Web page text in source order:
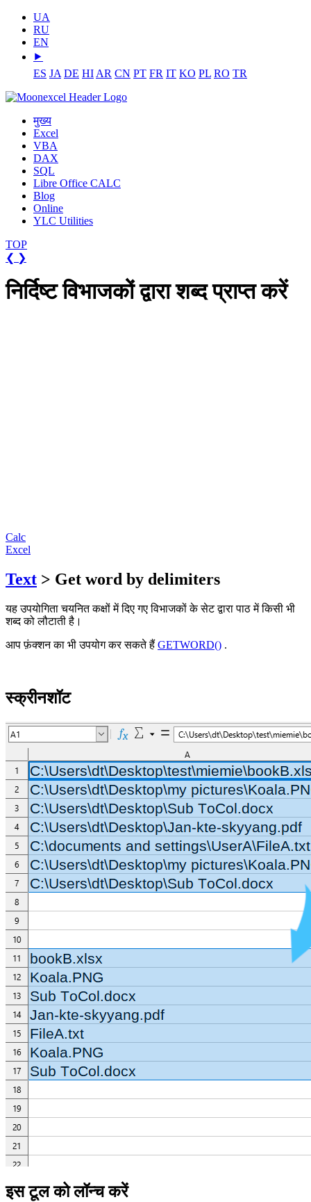
UA
RU
EN
⯈
ES JA DE HI AR CN PT FR IT KO PL RO TR
मुख्य
Excel
VBA
DAX
SQL
Libre Office CALC
Blog
Online
YLC Utilities
TOP
❮ ❯
निर्दिष्ट विभाजकों द्वारा शब्द प्राप्त करें
Calc
Excel
Text > Get word by delimiters
यह उपयोगिता चयनित कक्षों में दिए गए विभाजकों के सेट द्वारा पाठ में किसी भी
शब्द को लौटाती है।
आप फ़ंक्शन का भी उपयोग कर सकते हैं GETWORD() .
स्क्रीनशॉट
इस टूल को लॉन्च करें